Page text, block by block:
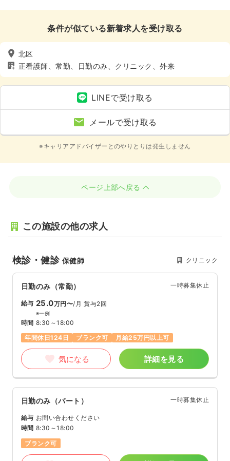
条件が似ている新着求人を受け取る
北区
正看護師、常勤、日勤のみ、クリニック、外来
LINEで受け取る
メールで受け取る
※キャリアアドバイザーとのやりとりは発生しません
ページ上部へ戻る
この施設の他の求人
検診・健診 保健師 クリニック
日勤のみ（常勤） 一時募集休止
給与 25.0万円〜/月 賞与2回
※一例
時間 8:30～18:00
年間休日124日
ブランク可 月給25万円以上可
気になる 詳細を見る
日勤のみ（パート） 一時募集休止
給与 お問い合わせください
時間 8:30～18:00
ブランク可